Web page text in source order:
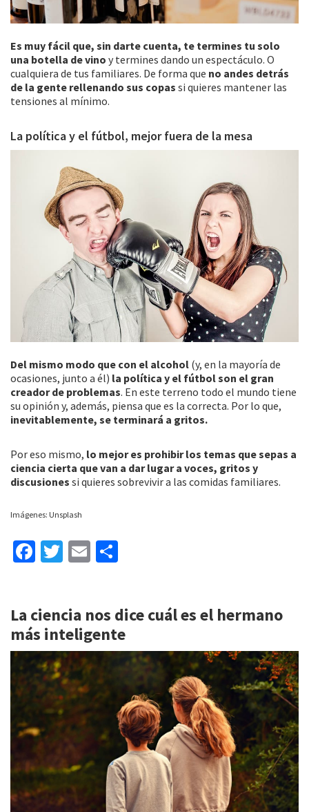
Es muy fácil que, sin darte cuenta, te termines tu solo
una botella de vino y termines dando un espectáculo. O
cualquiera de tus familiares. De forma que no andes detrás
de la gente rellenando sus copas si quieres mantener las
tensiones al mínimo.
La política y el fútbol, mejor fuera de la mesa
Del mismo modo que con el alcohol (y, en la mayoría de
ocasiones, junto a él) la política y el fútbol son el gran
creador de problemas. En este terreno todo el mundo tiene
su opinión y, además, piensa que es la correcta. Por lo que,
inevitablemente, se terminará a gritos.
Por eso mismo, lo mejor es prohibir los temas que sepas a
ciencia cierta que van a dar lugar a voces, gritos y
discusiones si quieres sobrevivir a las comidas familiares.
Imágenes: Unsplash
Fa
o
o
k
T
er
E
l
p
ar
tir
La ciencia nos dice cuál es el hermano
más inteligente